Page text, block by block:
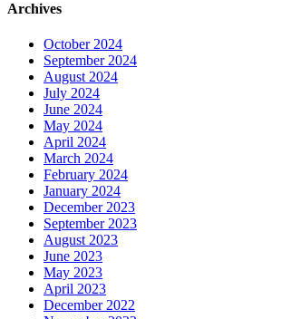
Archives
October 2024
September 2024
August 2024
July 2024
June 2024
May 2024
April 2024
March 2024
February 2024
January 2024
December 2023
September 2023
August 2023
June 2023
May 2023
April 2023
December 2022